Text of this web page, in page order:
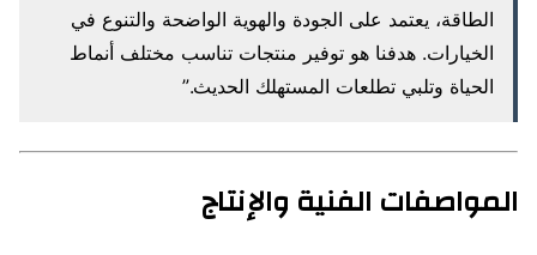
الطاقة، يعتمد على الجودة والهوية الواضحة والتنوع في
الخيارات. هدفنا هو توفير منتجات تناسب مختلف أنماط
الحياة وتلبي تطلعات المستهلك الحديث.”
المواصفات الفنية والإنتاج